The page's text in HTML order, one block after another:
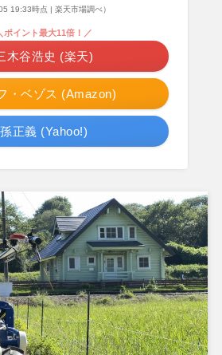
19:33時点 | 楽天市場調べ）
・ベゾス (Amazon)
ポイント最大11倍！／
木谷浩史 (楽天)
孫正義 (Yahoo!)